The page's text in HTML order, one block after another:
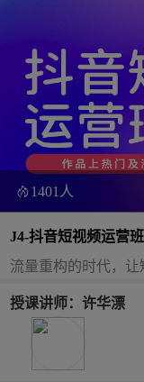
1401人
J4-抖音短视频运营
师）
流量重构的时代，让
授课讲师：许华漂